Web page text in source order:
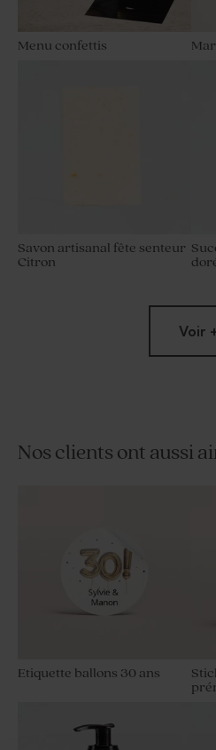
Menu confettis
Savon artisanal fête senteur
Citron
Voir
Nos clients ont aussi
Etiquette ballons 30 ans